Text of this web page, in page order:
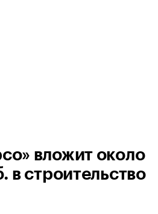
вложит около
в строительство